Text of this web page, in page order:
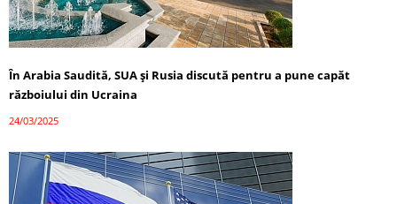
În Arabia Saudită, SUA și Rusia discută pentru a pune capăt
războiului din Ucraina
24/03/2025